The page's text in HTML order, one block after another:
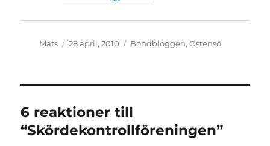
Författare
Mats
Publicerat
28 april, 2010 Kategorier
Bondbloggen,Östensö
6 reaktioner till
“Skördekontrollföreningen”